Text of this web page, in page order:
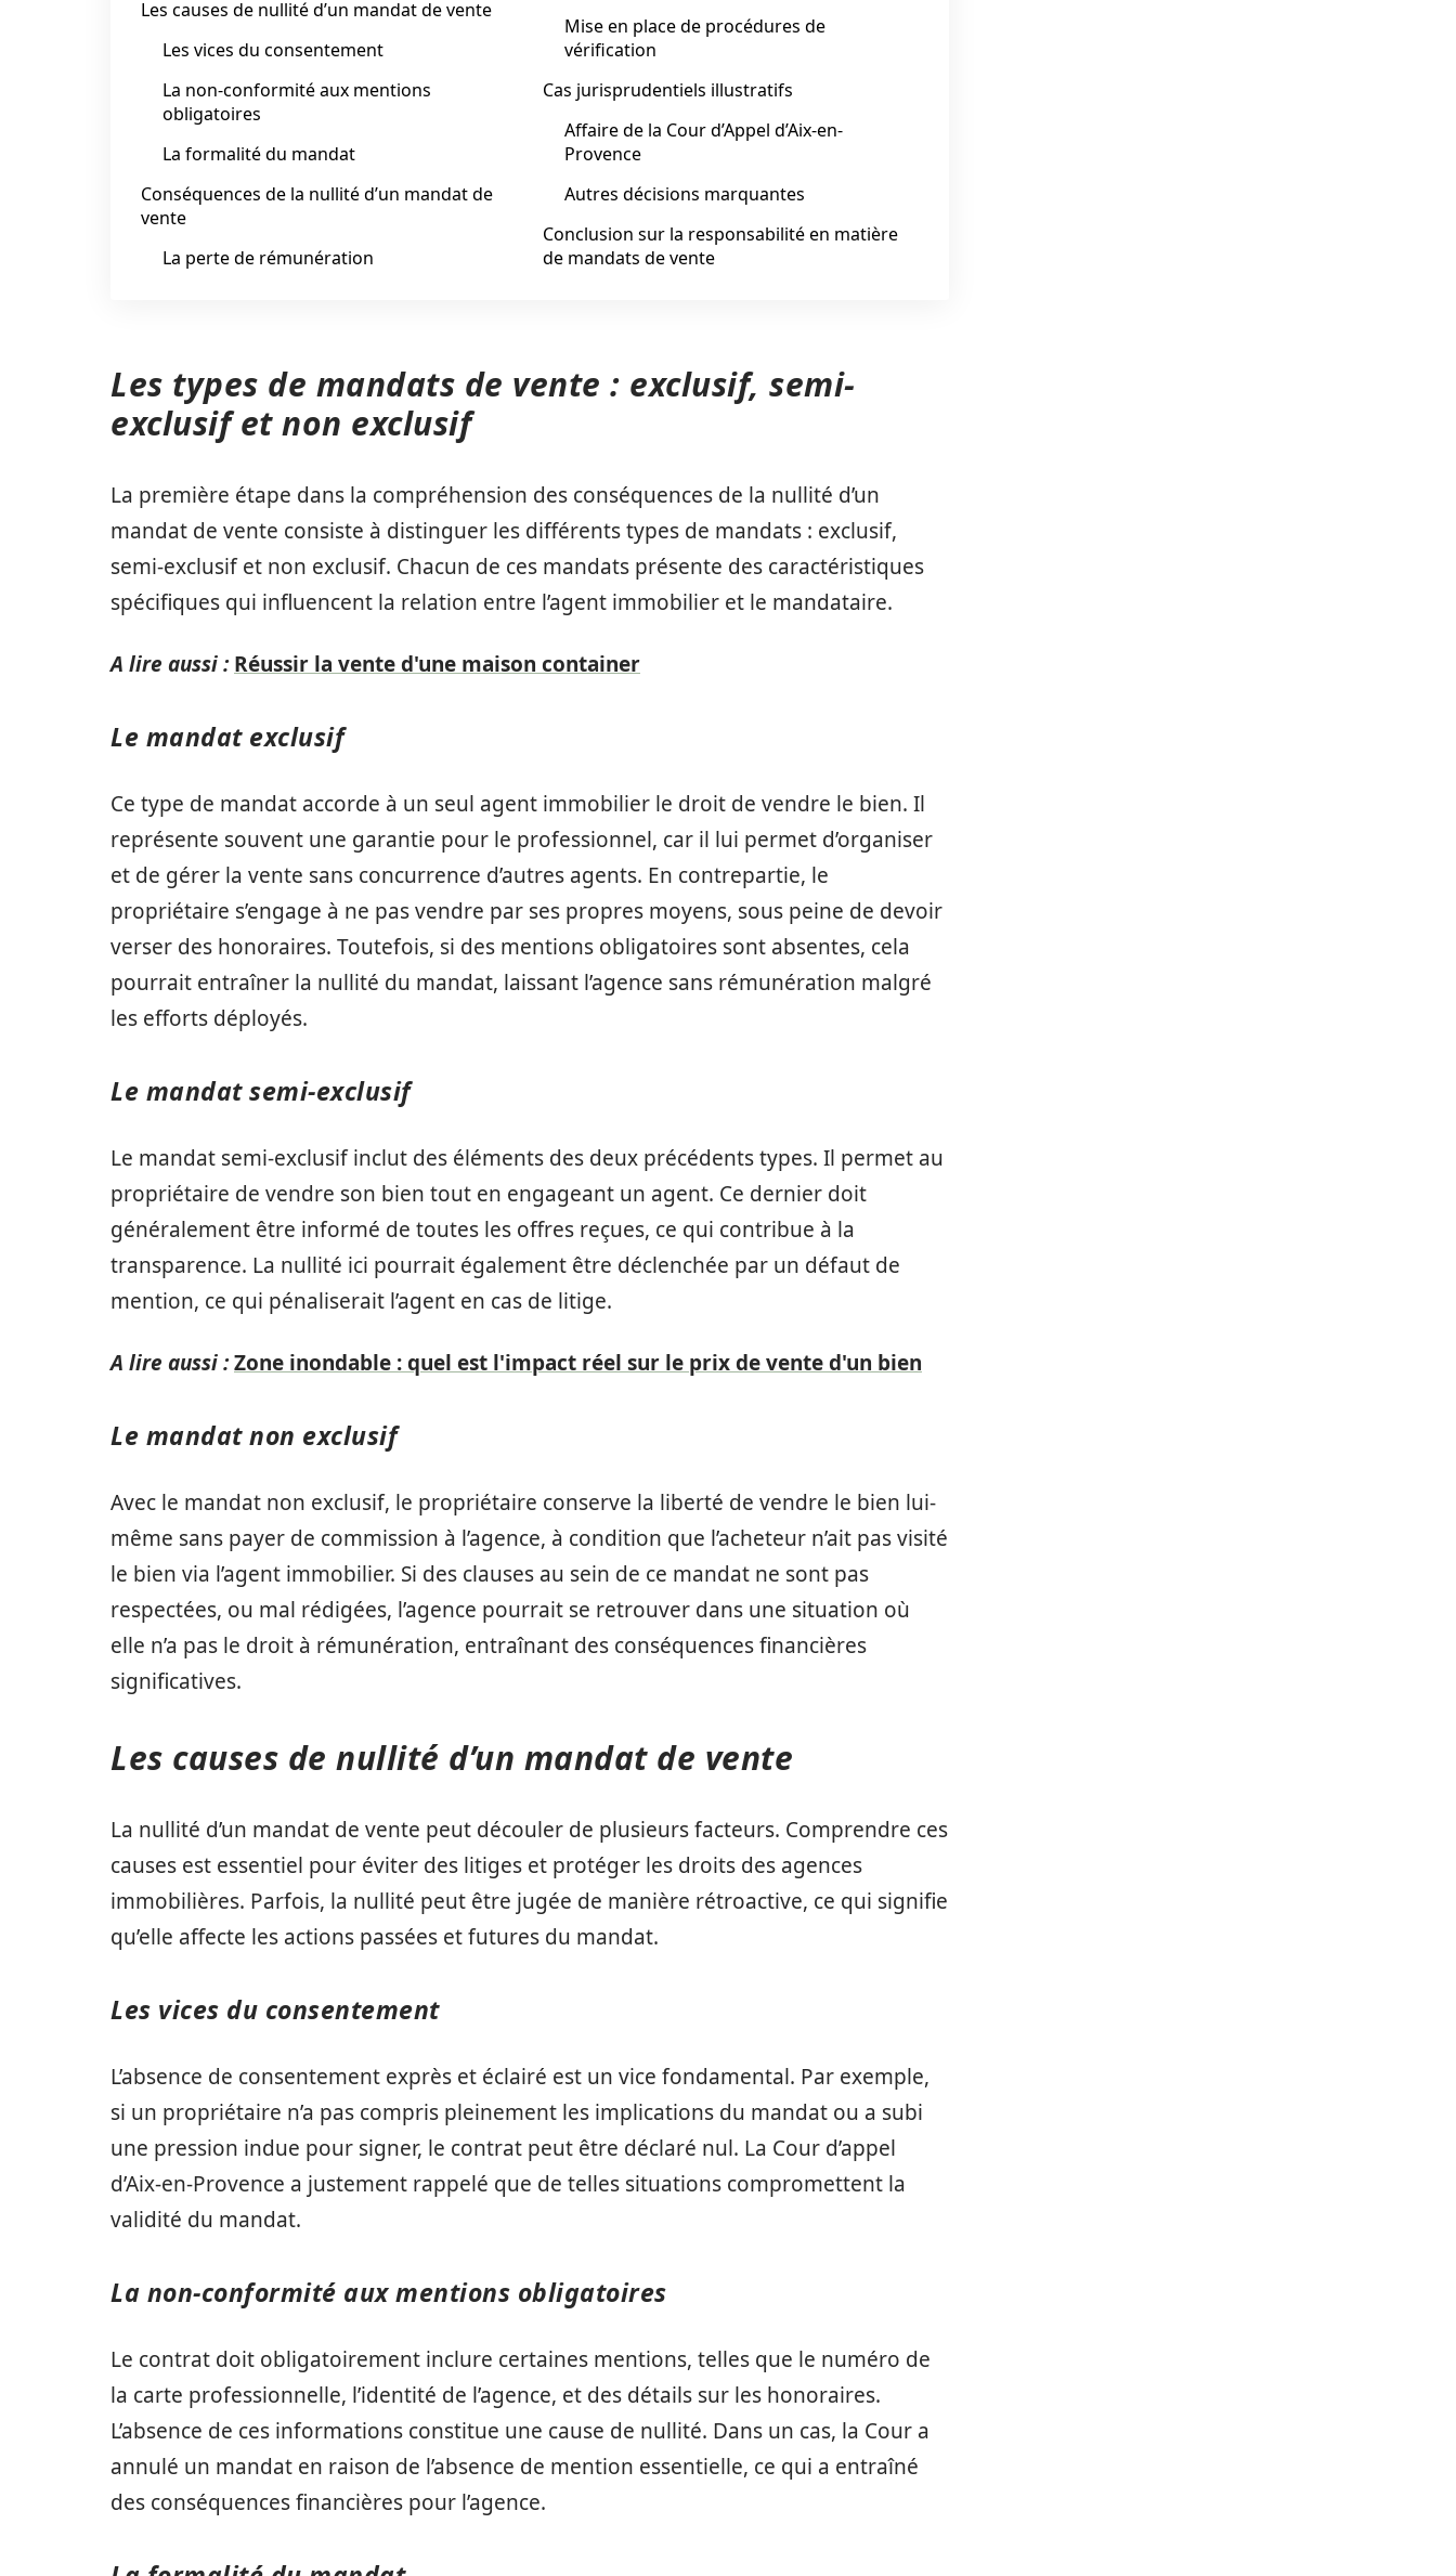
Les causes de nullité d’un mandat de vente
Les vices du consentement
La non-conformité aux mentions
obligatoires
La formalité du mandat
Conséquences de la nullité d’un mandat de
vente
La perte de rémunération
Mise en place de procédures de
vérification
Cas jurisprudentiels illustratifs
Affaire de la Cour d’Appel d’Aix-en-
Provence
Autres décisions marquantes
Conclusion sur la responsabilité en matière
de mandats de vente
Les types de mandats de vente : exclusif, semi-
exclusif et non exclusif
La première étape dans la compréhension des conséquences de la nullité d’un
mandat de vente consiste à distinguer les différents types de mandats : exclusif,
semi-exclusif et non exclusif. Chacun de ces mandats présente des caractéristiques
spécifiques qui influencent la relation entre l’agent immobilier et le mandataire.
A lire aussi : Réussir la vente d'une maison container
Le mandat exclusif
Ce type de mandat accorde à un seul agent immobilier le droit de vendre le bien. Il
représente souvent une garantie pour le professionnel, car il lui permet d’organiser
et de gérer la vente sans concurrence d’autres agents. En contrepartie, le
propriétaire s’engage à ne pas vendre par ses propres moyens, sous peine de devoir
verser des honoraires. Toutefois, si des mentions obligatoires sont absentes, cela
pourrait entraîner la nullité du mandat, laissant l’agence sans rémunération malgré
les efforts déployés.
Le mandat semi-exclusif
Le mandat semi-exclusif inclut des éléments des deux précédents types. Il permet au
propriétaire de vendre son bien tout en engageant un agent. Ce dernier doit
généralement être informé de toutes les offres reçues, ce qui contribue à la
transparence. La nullité ici pourrait également être déclenchée par un défaut de
mention, ce qui pénaliserait l’agent en cas de litige.
A lire aussi :Zone inondable : quel est l'impact réel sur le prix de vente d'un bien
Le mandat non exclusif
Avec le mandat non exclusif, le propriétaire conserve la liberté de vendre le bien lui-
même sans payer de commission à l’agence, à condition que l’acheteur n’ait pas visité
le bien via l’agent immobilier. Si des clauses au sein de ce mandat ne sont pas
respectées, ou mal rédigées, l’agence pourrait se retrouver dans une situation où
elle n’a pas le droit à rémunération, entraînant des conséquences financières
significatives.
Les causes de nullité d’un mandat de vente
La nullité d’un mandat de vente peut découler de plusieurs facteurs. Comprendre ces
causes est essentiel pour éviter des litiges et protéger les droits des agences
immobilières. Parfois, la nullité peut être jugée de manière rétroactive, ce qui signifie
qu’elle affecte les actions passées et futures du mandat.
Les vices du consentement
L’absence de consentement exprès et éclairé est un vice fondamental. Par exemple,
si un propriétaire n’a pas compris pleinement les implications du mandat ou a subi
une pression indue pour signer, le contrat peut être déclaré nul. La Cour d’appel
d’Aix-en-Provence a justement rappelé que de telles situations compromettent la
validité du mandat.
La non-conformité aux mentions obligatoires
Le contrat doit obligatoirement inclure certaines mentions, telles que le numéro de
la carte professionnelle, l’identité de l’agence, et des détails sur les honoraires.
L’absence de ces informations constitue une cause de nullité. Dans un cas, la Cour a
annulé un mandat en raison de l’absence de mention essentielle, ce qui a entraîné
des conséquences financières pour l’agence.